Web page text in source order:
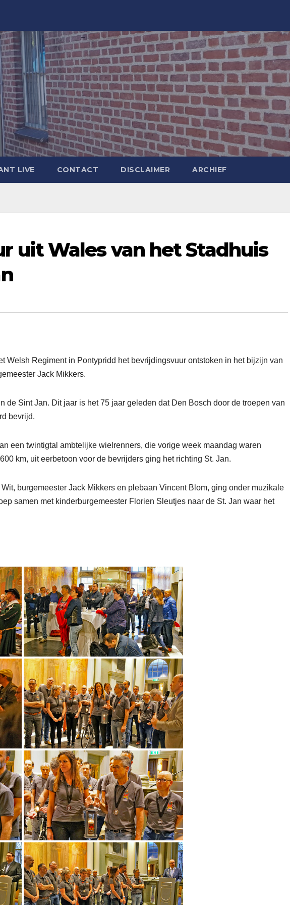
LIVE CONTACT DISCLAIMER ARCHIEF
uit Wales van het Stadhuis
Welsh Regiment in Pontypridd het bevrijdingsvuur ontstoken in het bijzijn van
Jack Mikkers.
de Sint Jan. Dit jaar is het 75 jaar geleden dat Den Bosch door de troepen van
bevrijd.
een twintigtal ambtelijke wielrenners, die vorige week maandag waren
km, uit eerbetoon voor de bevrijders ging het richting St. Jan.
burgemeester Jack Mikkers en plebaan Vincent Blom, ging onder muzikale
samen met kinderburgemeester Florien Sleutjes naar de St. Jan waar het